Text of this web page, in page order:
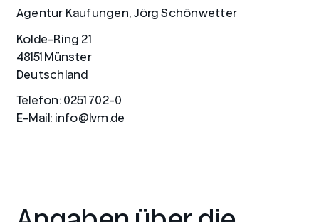
Agentur Kaufungen, Jörg Schönwetter
Kolde-Ring 21
48151 Münster
Deutschland
Telefon: 0251 702-0
E-Mail: info@lvm.de